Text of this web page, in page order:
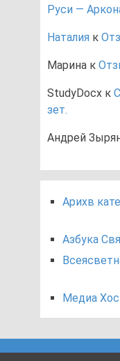
Руси —
Наталия к
Марина к
StudyDocx к
зет.
Андрей
Арихв
Азбука
Медиа